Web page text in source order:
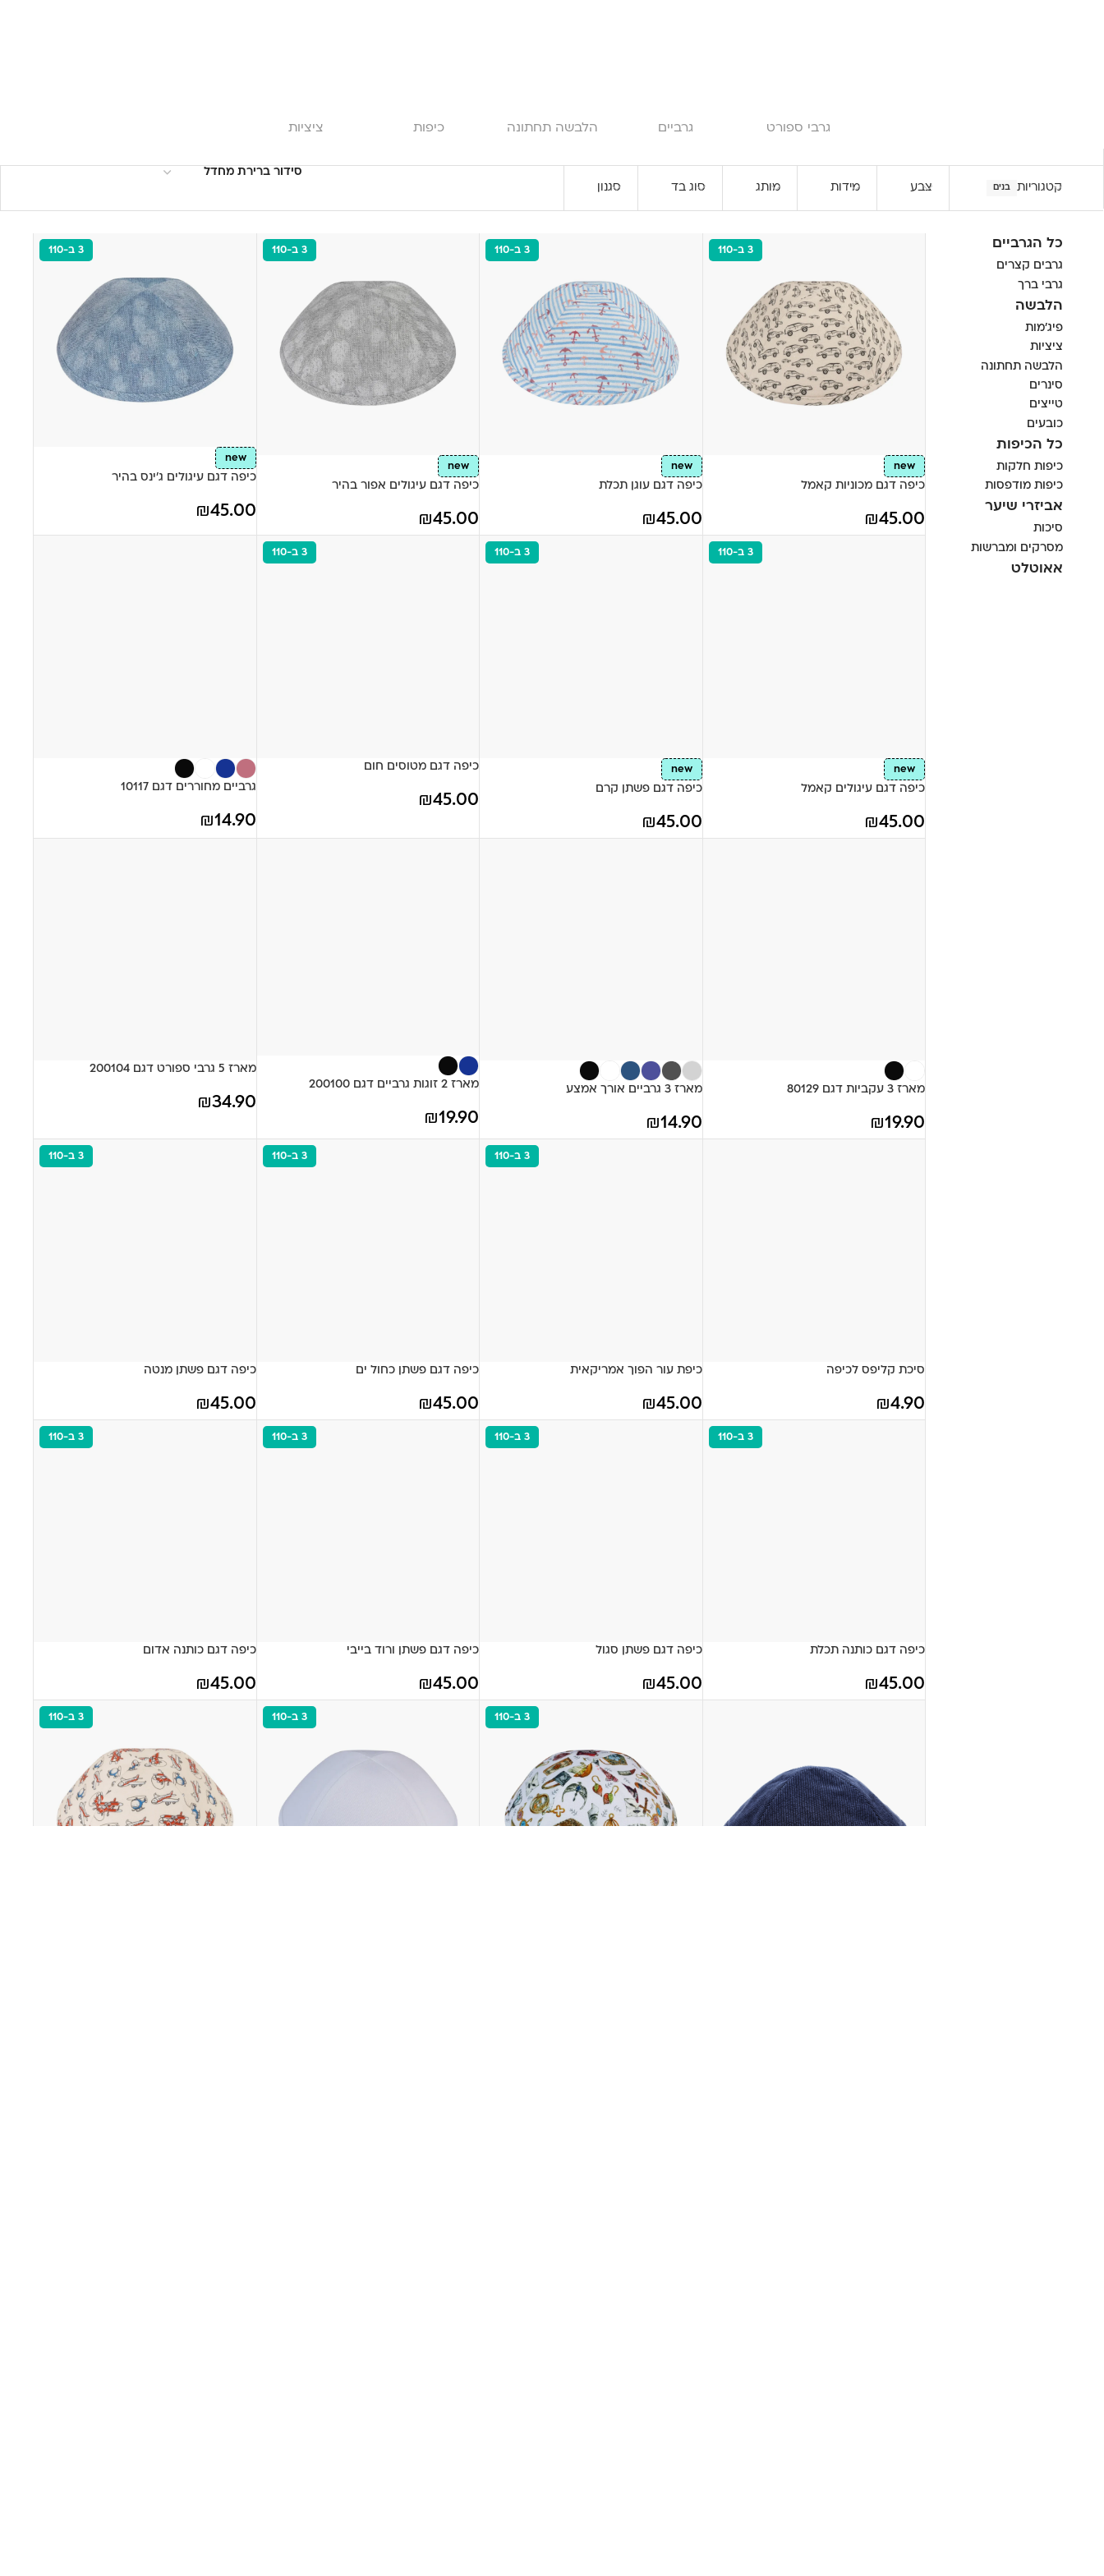
גרבי ספורט גרביים הלבשה תחתונה כיפות ציציות
קטגוריות בנים צבע מידות מותג סוג בד סגנון
כל הגרביים
גרבים קצרים
גרבי ברך
הלבשה
פיג'מות
ציציות
הלבשה תחתונה
סינרים
טייצים
כובעים
כל הכיפות
כיפות חלקות
כיפות מודפסות
אביזרי שיער
סיכות
מסרקים ומברשות
אאוטלט
3 ב-110
new
כיפה דגם מכוניות קאמל
45.00
₪
3 ב-110
new
כיפה דגם עוגן תכלת
45.00
₪
3 ב-110
new
כיפה דגם עיגולים אפור בהיר
45.00
₪
3 ב-110
new
כיפה דגם עיגולים ג'ינס בהיר
45.00
₪
3 ב-110
new
כיפה דגם עיגולים קאמל
45.00
₪
3 ב-110
new
כיפה דגם פשתן קרם
45.00
₪
3 ב-110
כיפה דגם מטוסים חום
45.00
₪
גרביים מחוררים דגם 10117
14.90
₪
מארז 3 עקביות דגם 80129
19.90
₪
מארז 3 גרביים אורך אמצע
14.90
₪
מארז 2 זוגות גרביים דגם 200100
19.90
₪
מארז 5 גרבי ספורט דגם 200104
34.90
₪
סיכת קליפס לכיפה
4.90
₪
3 ב-110
כיפת עור הפוך אמריקאית
45.00
₪
3 ב-110
כיפה דגם פשתן כחול ים
45.00
₪
3 ב-110
כיפה דגם פשתן מנטה
45.00
₪
3 ב-110
כיפה דגם כותנה תכלת
45.00
₪
3 ב-110
כיפה דגם פשתן סגול
45.00
₪
3 ב-110
כיפה דגם פשתן ורוד בייבי
45.00
₪
3 ב-110
כיפה דגם כותנה אדום
45.00
₪
3 ב-110 3 ב-110 3 ב-110